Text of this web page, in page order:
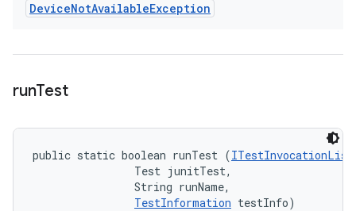
DeviceNotAvailableException
runTest
public static boolean runTest (
                Test junitTest,
                String runName,
TestInformation testInfo)